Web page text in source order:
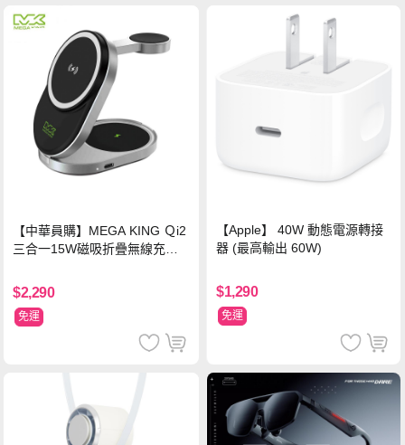
【中華員購】MEGA KING Ｑi2
三合一15W磁吸折疊無線充電
$2,290
免運
【Apple】 40W 動態電源轉接
器 (最高輸出 60W)
$1,290
免運